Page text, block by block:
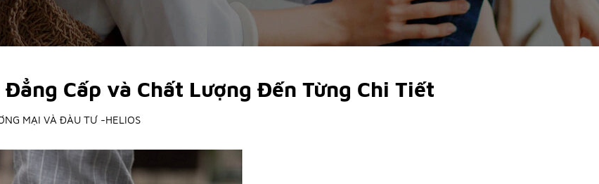
Cấp và Chất Lượng Đến Từng Chi Tiết
MẠI VÀ ĐÀU TƯ -HELIOS